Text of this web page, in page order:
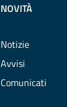
NOVITÀ
Notizie
Avvisi
Comunicati